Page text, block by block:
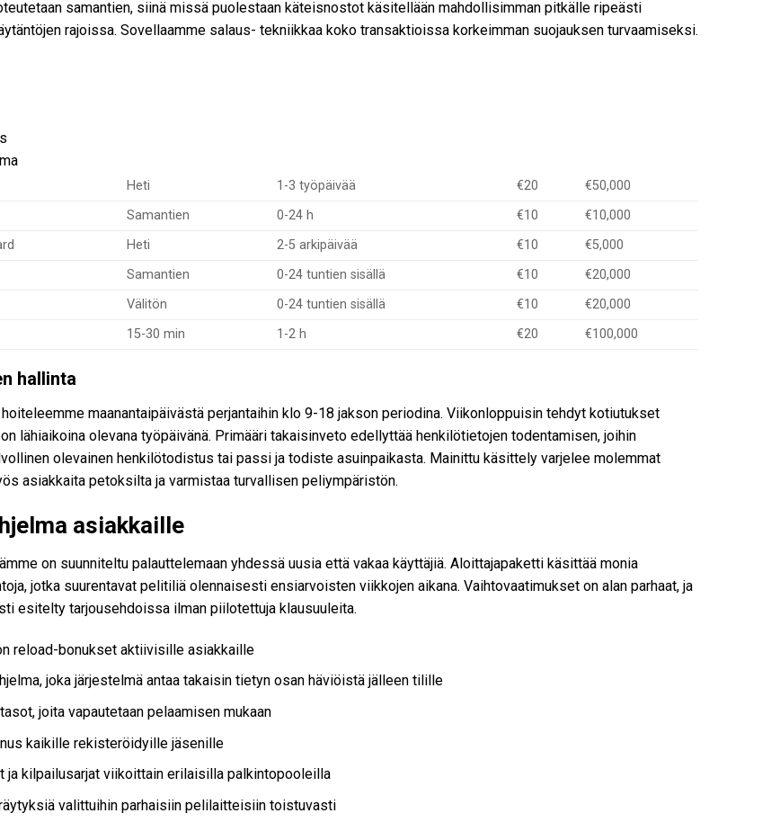
samantien, siinä missä puolestaan käteisnostot käsitellään mahdollisimman pitkälle ripeästi
rajoissa. Sovellaamme salaus- tekniikkaa koko transaktioissa korkeimman suojauksen turvaamiseksi.
Heti 1-3 työpäivää €20
€50,000
Samantien 0-24 h €10
€10,000
Heti 2-5 arkipäivää €10
€5,000
Samantien 0-24 tuntien sisällä €10
€20,000
Välitön 0-24 tuntien sisällä €10
€20,000
15-30 min 1-2 h €20 €100,000
hallinta
hoiteleemme maanantaipäivästä perjantaihin klo 9-18 jakson periodina. Viikonloppuisin tehdyt kotiutukset
lähiaikoina olevana työpäivänä. Primääri takaisinveto edellyttää henkilötietojen todentamisen, joihin
olevainen henkilötodistus tai passi ja todiste asuinpaikasta. Mainittu käsittely varjelee molemmat
asiakkaita petoksilta ja varmistaa turvallisen peliympäristön.
asiakkaille
on suunniteltu palauttelemaan yhdessä uusia että vakaa käyttäjiä. Aloittajapaketti käsittää monia
jotka suurentavat pelitiliä olennaisesti ensiarvoisten viikkojen aikana. Vaihtovaatimukset on alan parhaat, ja
esitelty tarjousehdoissa ilman piilotettuja klausuuleita.
reload-bonukset aktiivisille asiakkaille
joka järjestelmä antaa takaisin tietyn osan häviöistä jälleen tilille
joita vapautetaan pelaamisen mukaan
kaikille rekisteröidyille jäsenille
ja kilpailusarjat viikoittain erilaisilla palkintopooleilla
valittuihin parhaisiin pelilaitteisiin toistuvasti